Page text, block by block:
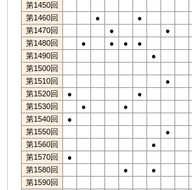
第1450回
第1460回
● ●
第1470回
● ●
第1480回
● ● ●
●
第1490回
●
第1500回
第1510回
●
第1520回
● ●
第1530回
● ●
第1540回
●
第1550回
●
第1560回
●
第1570回
●
第1580回
● ●
第1590回